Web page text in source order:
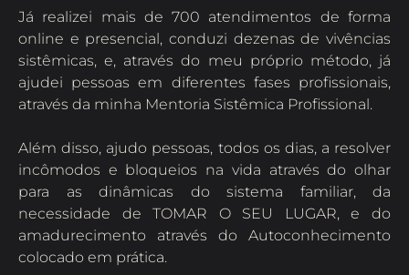
Já realizei mais de 700 atendimentos de forma
online e presencial, conduzi dezenas de vivências
sistêmicas, e, através do meu próprio método, já
ajudei pessoas em diferentes fases profissionais,
através da minha Mentoria Sistêmica Profissional.
Além disso, ajudo pessoas, todos os dias, a resolver
incômodos e bloqueios na vida através do olhar
para as dinâmicas do sistema familiar, da
necessidade de TOMAR O SEU LUGAR, e do
amadurecimento através do Autoconhecimento
colocado em prática.